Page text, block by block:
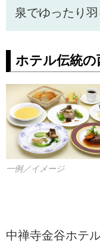
泉でゆったり
ホテル伝統の
一例／イメージ
中禅寺金谷ホテ